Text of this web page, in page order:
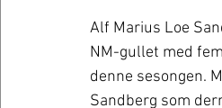
Alf Marius Loe
NM-gullet med
denne sesongen.
Sandberg som